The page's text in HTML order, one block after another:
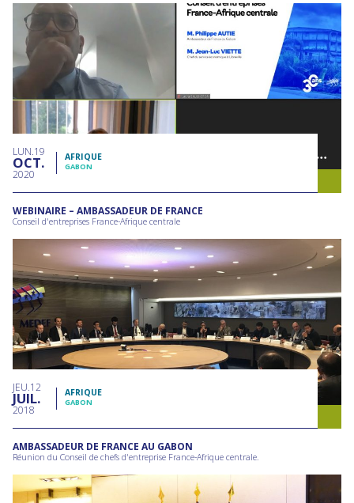
LUN 19
OCT
2020
AFRIQUE
GABON
WEBINAIRE – AMBASSADEUR DE FRANCE
Conseil d'entreprises France-Afrique centrale
JEU 12
JUIL
2018
AFRIQUE
GABON
AMBASSADEUR DE FRANCE AU GABON
Réunion du Conseil de chefs d'entreprise France-Afrique centrale.